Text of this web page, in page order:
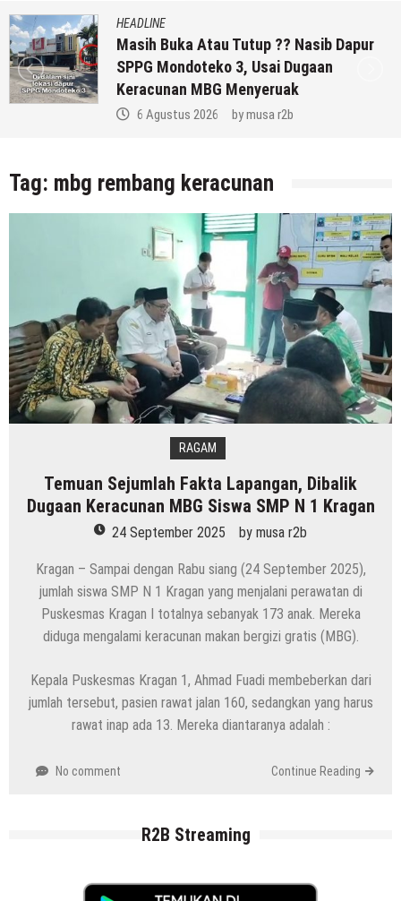
HEADLINE
Masih Buka Atau Tutup ?? Nasib Dapur
SPPG Mondoteko 3, Usai Dugaan
Keracunan MBG Menyeruak
6 Agustus 2026 bymusa r2b
Tag: mbg rembang keracunan
RAGAM
Temuan Sejumlah Fakta Lapangan, Dibalik
Dugaan Keracunan MBG Siswa SMP N 1 Kragan
24 September 2025 by musa r2b
Kragan – Sampai dengan Rabu siang (24 September 2025),
jumlah siswa SMP N 1 Kragan yang menjalani perawatan di
Puskesmas Kragan I totalnya sebanyak 173 anak. Mereka
diduga mengalami keracunan makan bergizi gratis (MBG).
Kepala Puskesmas Kragan 1, Ahmad Fuadi membeberkan dari
jumlah tersebut, pasien rawat jalan 160, sedangkan yang harus
rawat inap ada 13. Mereka diantaranya adalah :
No comment Continue Reading
R2B Streaming